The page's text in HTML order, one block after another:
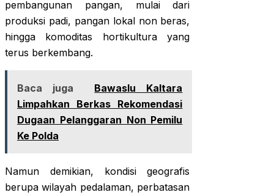
pembangunan pangan, mulai dari
produksi padi, pangan lokal non beras,
hingga komoditas hortikultura yang
terus berkembang.
Baca juga
Bawaslu Kaltara
Limpahkan Berkas Rekomendasi
Dugaan Pelanggaran Non Pemilu
Ke Polda
Namun demikian, kondisi geografis
berupa wilayah pedalaman, perbatasan